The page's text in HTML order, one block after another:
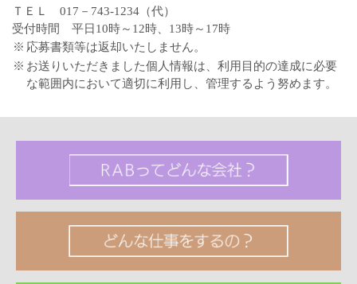
ＴＥＬ 017－743-1234（代）
受付時間 平日10時～12時、13時～17時
※ 応募書類等は返却いたしません。
※ お送りいただきました個人情報は、利用目的の達成に必要
な範囲内において適切に利用し、管理するよう努めます。